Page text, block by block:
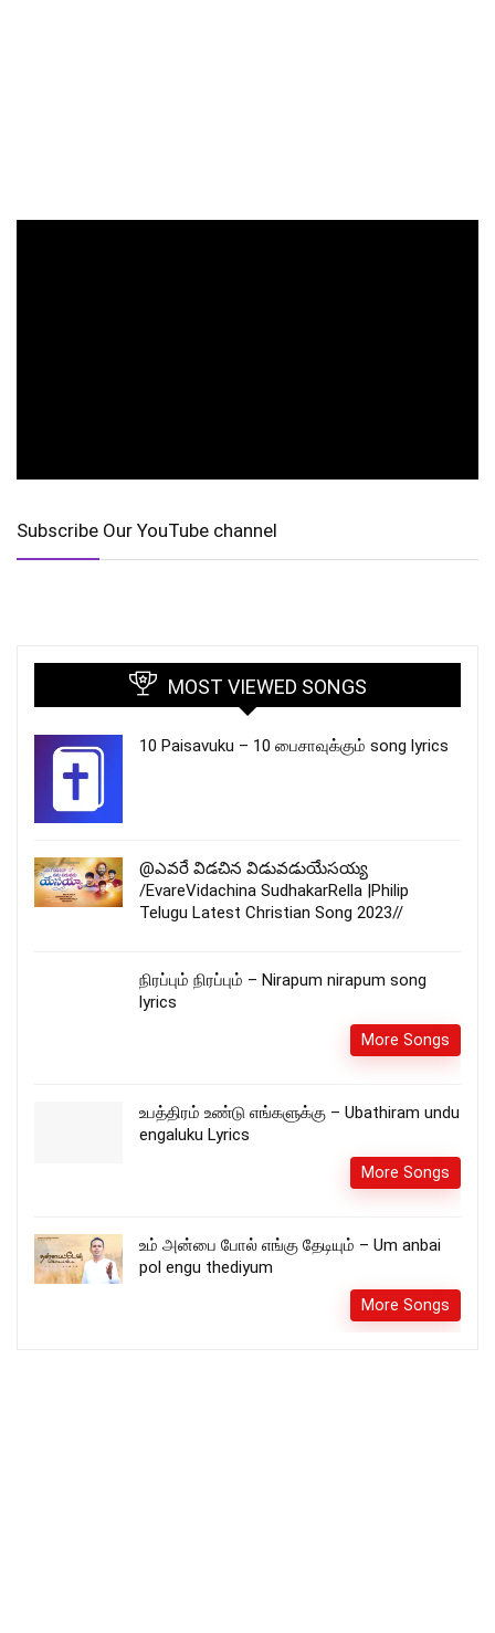
Subscribe Our YouTube channel
MOST VIEWED SONGS
10 Paisavuku – 10 பைசாவுக்கும் song lyrics
@ఎవరే విడచిన విడువడుయేసయ్య
/EvareVidachina SudhakarRella |Philip
Telugu Latest Christian Song 2023//
நிரப்பும் நிரப்பும் – Nirapum nirapum song
lyrics
More Songs
உபத்திரம் உண்டு எங்களுக்கு – Ubathiram undu
engaluku Lyrics
More Songs
உம் அன்பை போல் எங்கு தேடியும் – Um anbai
pol engu thediyum
More Songs